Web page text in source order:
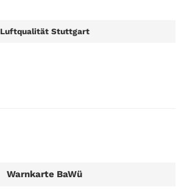
Luftqualität Stuttgart
Warnkarte BaWü